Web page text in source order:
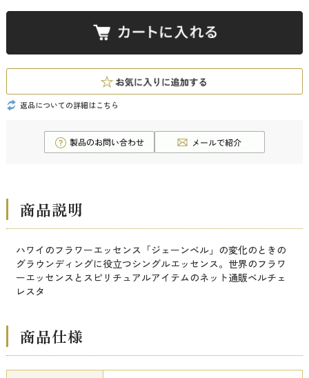
返品についての詳細はこちら
商品説明
ハワイのフラワーエッセンス「ジェーンベル」の変化のときの
グラウンディングに役立つシングルエッセンス。世界のフラワ
ーエッセンスとスピリチュアルアイテムのネット通販ベルチェ
レスタ
商品仕様